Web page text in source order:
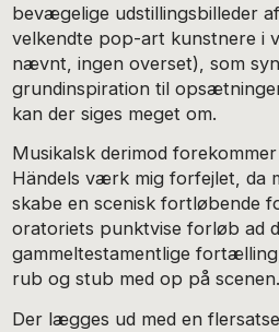
bevægelige udstillingsbilleder
velkendte pop-art kunstnere i
nævnt, ingen overset), som
grundinspiration til
kan der siges meget om.
Musikalsk derimod
Händels værk mig forfejlet, da
skabe en scenisk fortløbende
oratoriets punktvise forløb ad
gammeltestamentlige
rub og stub med op på scenen.
Der lægges ud med en